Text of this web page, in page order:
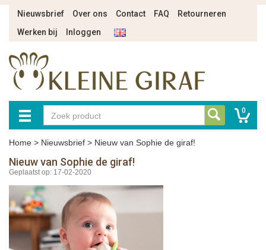
Nieuwsbrief Over ons Contact FAQ
Retourneren
Werken bij
Inloggen
0
Home > Nieuwsbrief > Nieuw van Sophie de giraf!
Nieuw van Sophie de giraf!
Geplaatst op: 17-02-2020